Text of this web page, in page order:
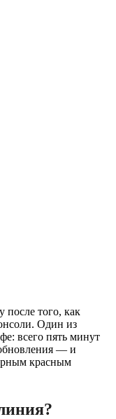
после того, как
Один из
всего пять минут
— и
красным